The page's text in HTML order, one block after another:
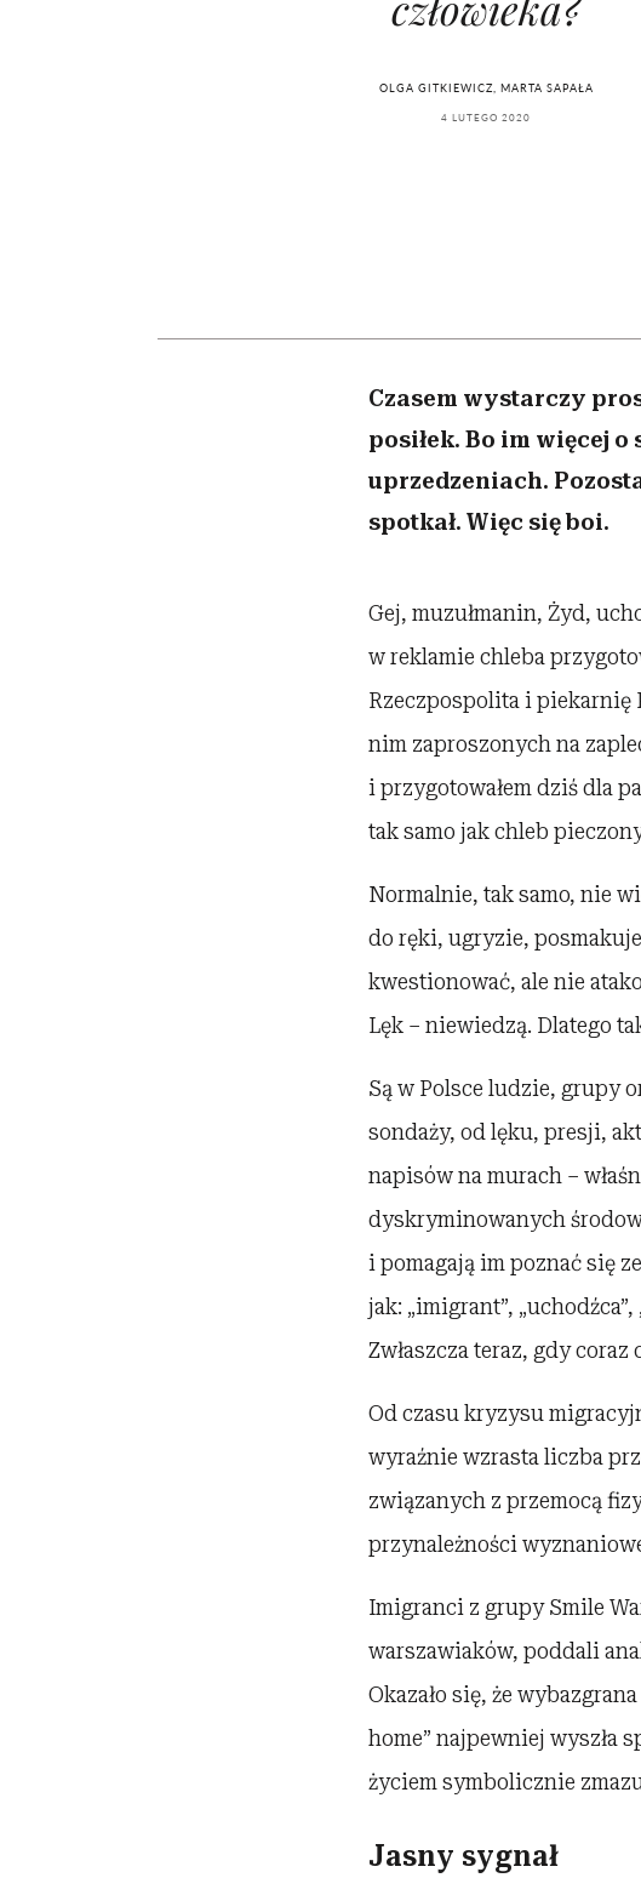
w seksie?
odc. 7]
OLGA GITKIEWICZ, MARTA SAPAŁA
4 LUTEGO 2020
Czasem wystarczy
posiłek. Bo im więcej
uprzedzeniach.
spotkał. Więc się boi.
Gej, muzułmanin, Żyd,
w reklamie chleba
Rzeczpospolita i piekarnię
nim zaproszonych na
i przygotowałem dziś dla
tak samo jak chleb
Normalnie, tak samo, nie
do ręki, ugryzie,
kwestionować, ale nie
Lęk – niewiedzą. Dlatego
Są w Polsce ludzie, grupy
sondaży, od lęku, presji,
napisów na murach –
dyskryminowanych
i pomagają im poznać się
jak: „imigrant”,
Zwłaszcza teraz, gdy
Od czasu kryzysu
wyraźnie wzrasta liczba
związanych z przemocą
przynależności
Imigranci z grupy Smile
warszawiaków, poddali
Okazało się, że
home” najpewniej wyszła
życiem symbolicznie
Jasny sygnał